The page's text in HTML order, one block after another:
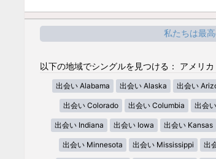
私たちは最
以下の地域でシングルを見つける： アメリカ
出会い Alabama 出会い Alaska 出会い
出会い Colorado 出会い Columbia 出会
出会い Indiana 出会い Iowa 出会い Kansas
出会い Minnesota 出会い Mississippi 出